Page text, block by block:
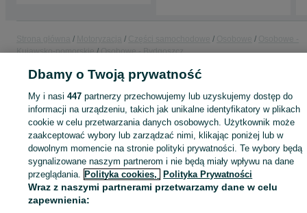
Kujawsko-pomorskie
Osobowe - Bydgoszcz
ID:901228762 Wyświetlenia:
Kup
Dbamy o Twoją prywatność
My i nasi447 partnerzy przechowujemy lub uzyskujemy dostęp do
informacji na urządzeniu, takich jak unikalne identyfikatory w plikach
cookie w celu przetwarzania danych osobowych. Użytkownik może
zaakceptować wybory lub zarządzać nimi, klikając poniżej lub w
dowolnym momencie na stronie polityki prywatności. Te wybory będą
sygnalizowane naszym partnerom i nie będą miały wpływu na dane
przeglądania. Polityka cookies, Polityka Prywatności
Wraz z naszymi partnerami przetwarzamy dane w celu
zapewnienia: